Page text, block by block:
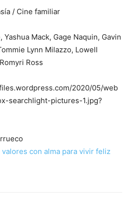
/ Cine familiar
Mack, Gage Naquin, Gavin
Lynn Milazzo, Lowell
Ross
2020/05/web
searchlight-pictures-1.jpg?
con alma para vivir feliz